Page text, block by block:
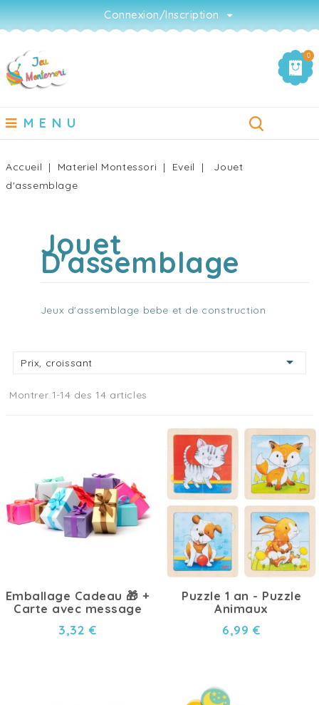
Connexion/Inscription
0
MENU
Accueil Materiel Montessori Eveil
Jouet
d'assemblage
Jouet
D'assemblage
Jeux d'assemblage bebe et de construction
Prix, croissant 
Montrer 1-14 des 14 articles
Emballage Cadeau 🎁 +
Carte avec message
3,32 €
Puzzle 1 an - Puzzle
Animaux
6,99 €